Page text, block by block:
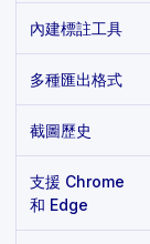
內建標註工具
多種匯出格式
截圖歷史
支援 Chrome
和 Edge